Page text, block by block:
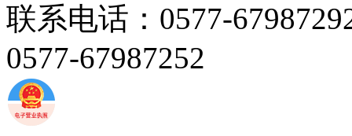
联系电话：0577-
0577-67987252